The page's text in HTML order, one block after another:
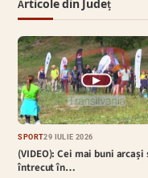
Articole din Județ
▶
SPORT29 IULIE 2026
(VIDEO): Cei mai buni arcași
întrecut în…